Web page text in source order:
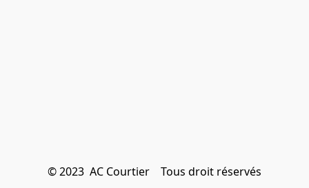
© 2023  AC Courtier    Tous droit réservés